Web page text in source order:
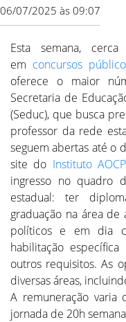
06/07/2025 às 09:07
Esta semana,
em concursos
oferece o maior
Secretaria de
(Seduc), que busca
professor da rede
seguem abertas até o
site do Instituto AOCP
ingresso no quadro
estadual: ter
graduação na área
políticos e em dia
habilitação
outros requisitos. As
diversas áreas,
A remuneração varia
jornada de 20h